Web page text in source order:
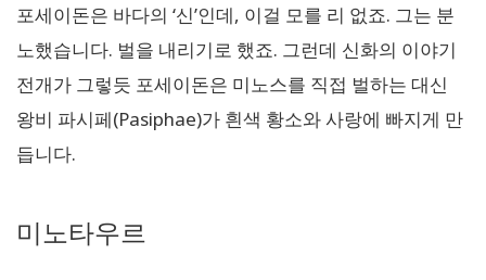
포세이돈은 바다의 ‘신’인데, 이걸 모를 리 없죠. 그는 분
노했습니다. 벌을 내리기로 했죠. 그런데 신화의 이야기
전개가 그렇듯 포세이돈은 미노스를 직접 벌하는 대신
왕비 파시페(Pasiphae)가 흰색 황소와 사랑에 빠지게 만
듭니다.
미노타우르